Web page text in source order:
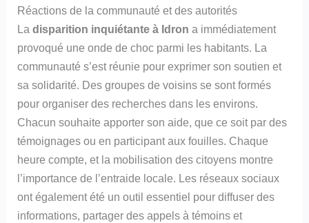
Réactions de la communauté et des autorités
Ladisparition inquiétante à Idron a immédiatement
provoqué une onde de choc parmi les habitants. La
communauté s’est réunie pour exprimer son soutien et
sa solidarité. Des groupes de voisins se sont formés
pour organiser des recherches dans les environs.
Chacun souhaite apporter son aide, que ce soit par des
témoignages ou en participant aux fouilles. Chaque
heure compte, et la mobilisation des citoyens montre
l’importance de l’entraide locale. Les réseaux sociaux
ont également été un outil essentiel pour diffuser des
informations, partager des appels à témoins et